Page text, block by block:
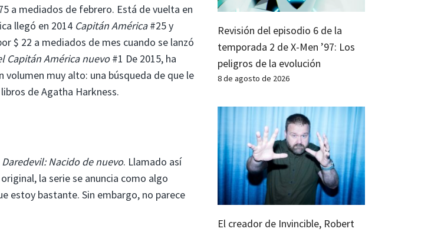
a mediados de febrero. Está de vuelta en
llegó en 2014 Capitán América#25 y
$ 22 a mediados de mes cuando se lanzó
Capitán América nuevo#1 De 2015, ha
muy alto: una búsqueda de que le
de Agatha Harkness.
Daredevil: Nacido de nuevo. Llamado así
la serie se anuncia como algo
estoy bastante. Sin embargo, no parece
Revisión del episodio 6 de la
temporada 2 de X-Men ’97: Los
peligros de la evolución
8 de agosto de 2026
El creador de Invincible, Robert